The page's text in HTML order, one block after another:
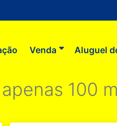
Venda Aluguel
100